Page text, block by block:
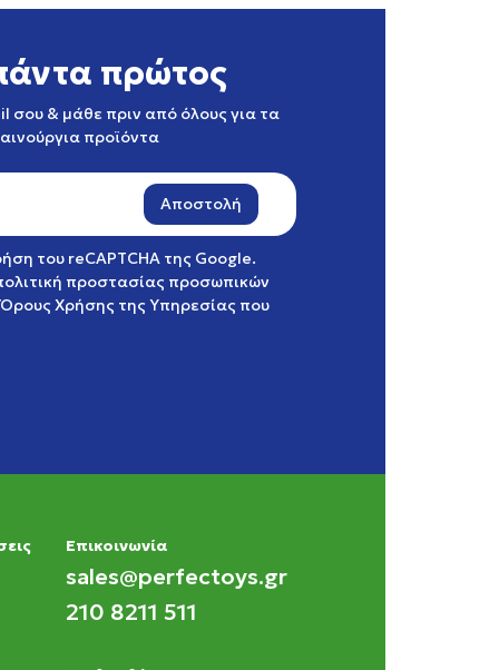
πρώτος
σου & μάθε πριν από όλους για τα
προϊόντα
Αποστολή
του reCAPTCHA της Google.
προστασίας προσωπικών
Όρους Χρήσης της Υπηρεσίας που
Eπικοινωνία
sales@perfectoys.gr
210 8211 511